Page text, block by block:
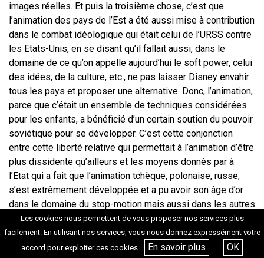
images réelles. Et puis la troisième chose, c’est que
l’animation des pays de l’Est a été aussi mise à contribution
dans le combat idéologique qui était celui de l’URSS contre
les Etats-Unis, en se disant qu’il fallait aussi, dans le
domaine de ce qu’on appelle aujourd’hui le soft power, celui
des idées, de la culture, etc., ne pas laisser Disney envahir
tous les pays et proposer une alternative. Donc, l’animation,
parce que c’était un ensemble de techniques considérées
pour les enfants, a bénéficié d’un certain soutien du pouvoir
soviétique pour se développer. C’est cette conjonction
entre cette liberté relative qui permettait à l’animation d’être
plus dissidente qu’ailleurs et les moyens donnés par à
l’Etat qui a fait que l’animation tchèque, polonaise, russe,
s’est extrêmement développée et a pu avoir son âge d’or
dans le domaine du stop-motion mais aussi dans les autres
techniques, même si particulièrement dans le stop-motion.
Les cookies nous permettent de vous proposer nos services plus
facilement. En utilisant nos services, vous nous donnez expressément votre
accord pour exploiter ces cookies.
En savoir plus OK